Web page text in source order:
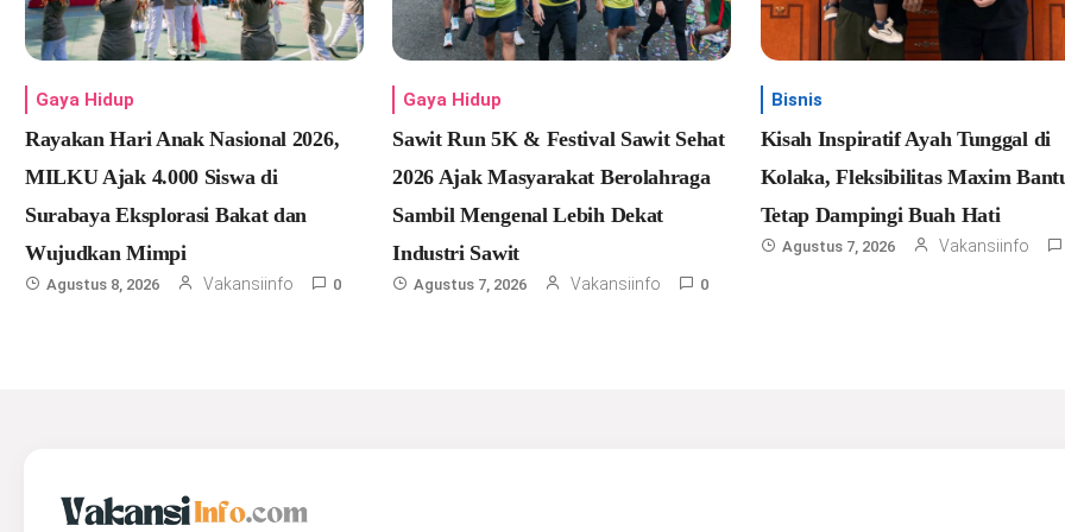
Gaya Hidup
Rayakan Hari Anak Nasional 2026,
MILKU Ajak 4.000 Siswa di
Surabaya Eksplorasi Bakat dan
Wujudkan Mimpi
Agustus 8, 2026 Vakansiinfo 0
Gaya Hidup
Sawit Run 5K & Festival Sawit Sehat
2026 Ajak Masyarakat Berolahraga
Sambil Mengenal Lebih Dekat
Industri Sawit
Agustus 7, 2026 Vakansiinfo 0
Bisnis
Kisah Inspiratif Ayah Tunggal di
Kolaka, Fleksibilitas Maxim
Tetap Dampingi Buah Hati
Agustus 7, 2026 Vakansiinfo